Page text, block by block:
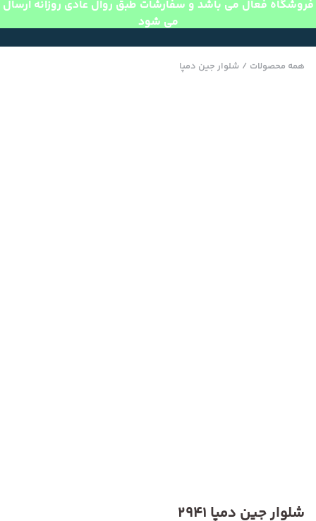
فروشگاه فعال می باشد و سفارشات طبق روال عادی روزانه ارسال
می شود
همه محصولات / شلوار جین دمپا
شلوار جین دمپا 2941